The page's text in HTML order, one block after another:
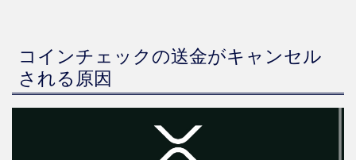
コインチェックの送金がキャンセル
される原因